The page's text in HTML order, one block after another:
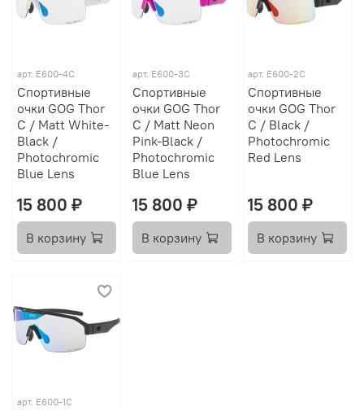
арт. E600-4C
Спортивные
очки GOG Thor
C / Matt White-
Black /
Photochromic
Blue Lens
15 800 ₽
В корзину
арт. E600-3C
Спортивные
очки GOG Thor
C / Matt Neon
Pink-Black /
Photochromic
Blue Lens
15 800 ₽
В корзину
арт. E600-2C
Спортивные
очки GOG Thor
C / Black /
Photochromic
Red Lens
15 800 ₽
В корзину
арт. E600-1C